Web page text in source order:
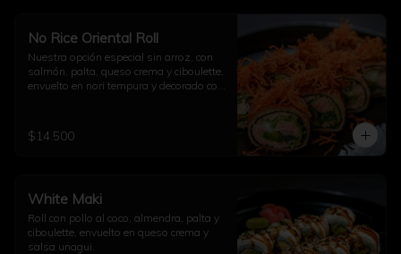
No Rice Oriental Roll
Nuestra opción especial sin arroz, con
salmón, palta, queso crema y ciboulette,
envuelto en nori tempura y decorado con
$14.500
White Maki
Roll con pollo al coco, almendra, palta y
ciboulette, envuelto en queso crema y
salsa unagui.